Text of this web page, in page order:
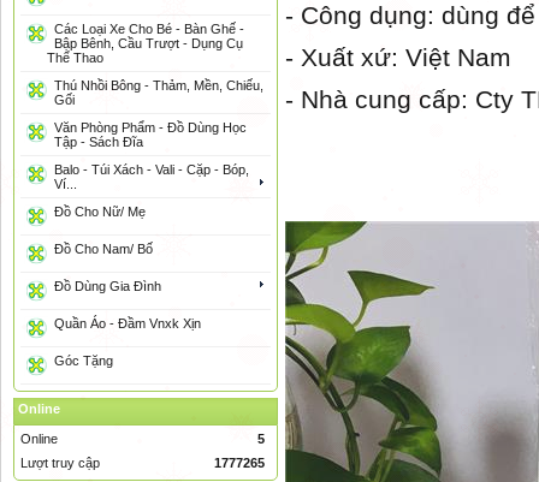
- Công dụng: dùng
- Xuất xứ: Việt Nam
- Nhà cung cấp: Cty
Các Loại Xe Cho Bé - Bàn Ghế -
Bập Bênh, Cầu Trượt - Dụng Cụ
Thể Thao
Thú Nhồi Bông - Thảm, Mền, Chiếu,
Gối
Văn Phòng Phẩm - Đồ Dùng Học
Tập - Sách Đĩa
Balo - Túi Xách - Vali - Cặp - Bóp,
Ví...
Đồ Cho Nữ/ Mẹ
Đồ Cho Nam/ Bố
Đồ Dùng Gia Đình
Quần Áo - Đầm Vnxk Xịn
Góc Tặng
Online
Online
5
Lượt truy cập
1777265